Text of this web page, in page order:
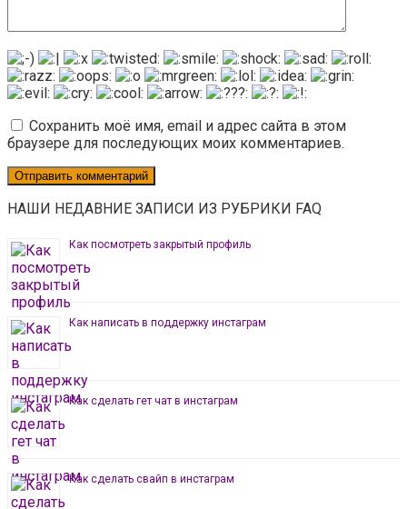
Сохранить моё имя, email и адрес сайта в этом
браузере для последующих моих комментариев.
НАШИ НЕДАВНИЕ ЗАПИСИ ИЗ РУБРИКИ FAQ
Как посмотреть закрытый профиль
Как написать в поддержку инстаграм
Как сделать гет чат в инстаграм
Как сделать свайп в инстаграм